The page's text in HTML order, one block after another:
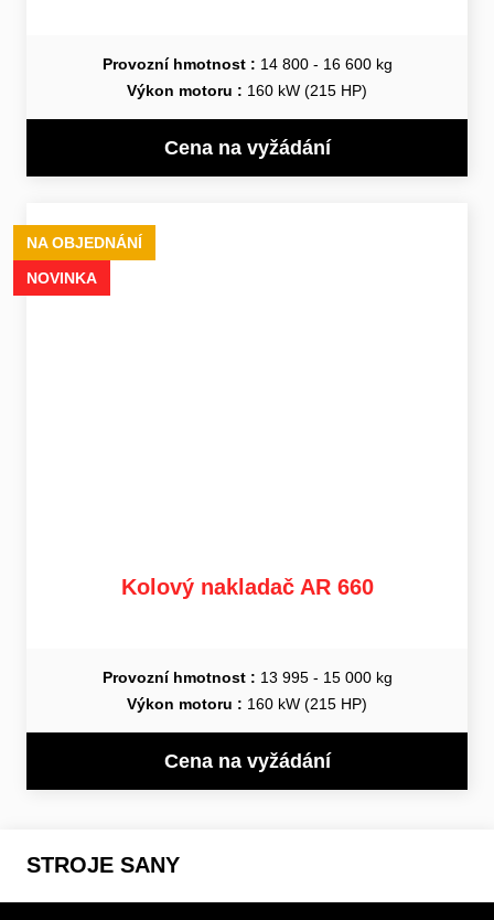
Provozní hmotnost : 14 800 - 16 600 kg
Výkon motoru : 160 kW (215 HP)
Cena na vyžádání
NA OBJEDNÁNÍ
NOVINKA
Kolový nakladač AR 660
Provozní hmotnost : 13 995 - 15 000 kg
Výkon motoru : 160 kW (215 HP)
Cena na vyžádání
STROJE SANY